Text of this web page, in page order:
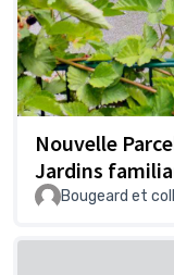
Nouvelle
Jardins
Bougeard et